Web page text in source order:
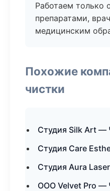
Работаем только
препаратами,
медицинским
Похожие
чистки
Студия Silk Art —
Студия Care
Студия Aura
ООО Velvet Pro —